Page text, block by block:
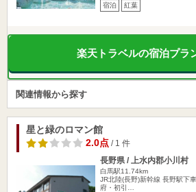
宿泊 紅葉
楽天トラベルの宿泊プラ
関連情報から探す
星と緑のロマン館
2.0点/ 1 件
長野県 / 上水内郡小川村
白馬駅11.74km
JR北陸(長野)新幹線 長野駅下
府・初引…